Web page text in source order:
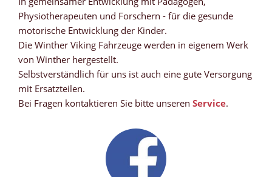
Physiotherapeuten und Forschern - für die gesunde
motorische Entwicklung der Kinder.
Die Winther Viking Fahrzeuge werden in eigenem Werk
von Winther hergestellt.
Selbstverständlich für uns ist auch eine gute Versorgung
mit Ersatzteilen.
Bei Fragen kontaktieren Sie bitte unseren Service.